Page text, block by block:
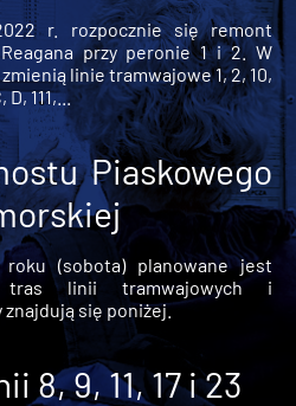
r. rozpocznie się remont
przy peronie 1 i 2. W
linie tramwajowe 1, 2, 10,
111,...
Piaskowego
(sobota) planowane jest
tras linii tramwajowych i
znajdują się poniżej.
8, 9, 11, 17 i 23